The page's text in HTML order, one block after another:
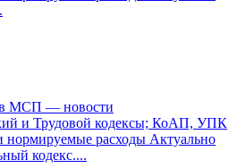
МСП — новости
и Трудовой кодексы; КоАП, УПК
нормируемые расходы Актуально
кодекс....